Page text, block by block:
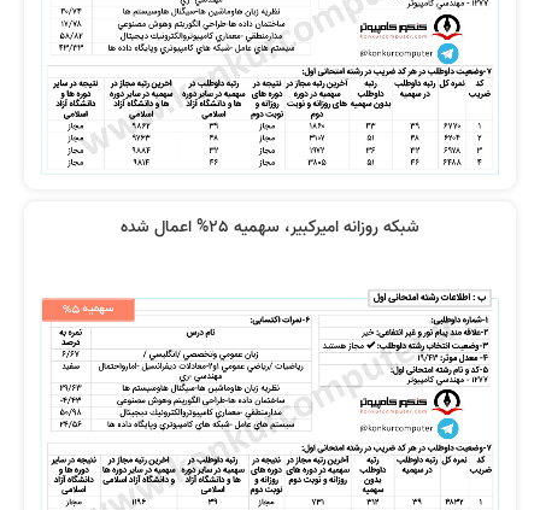
شبکه روزانه امیرکبیر، سهمیه 25% اعمال شده